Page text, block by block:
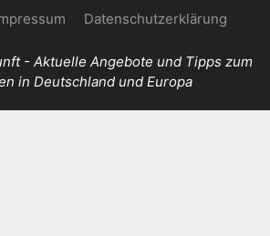
Datenschutzerklärung
- Aktuelle Angebote und Tipps zum
in Deutschland und Europa